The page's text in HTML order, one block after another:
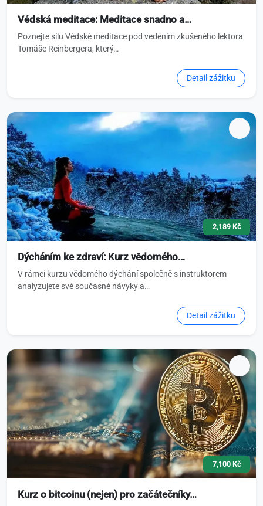
Védská meditace: Meditace snadno a…
Poznejte sílu Védské meditace pod vedením zkušeného lektora
Tomáše Reinbergera, který…
Detail zážitku
2,189 Kč
Dýcháním ke zdraví: Kurz vědomého…
V rámci kurzu vědomého dýchání společně s instruktorem
analyzujete své současné návyky a…
Detail zážitku
7,100 Kč
Kurz o bitcoinu (nejen) pro začátečníky…